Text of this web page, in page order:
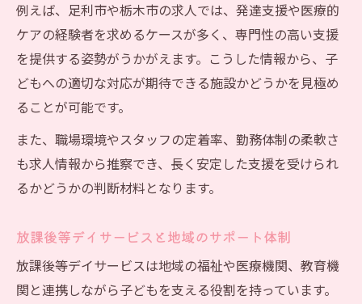
例えば、足利市や栃木市の求人では、発達支援や医療的
ケアの経験者を求めるケースが多く、専門性の高い支援
を提供する姿勢がうかがえます。こうした情報から、子
どもへの適切な対応が期待できる施設かどうかを見極め
ることが可能です。
また、職場環境やスタッフの定着率、勤務体制の柔軟さ
も求人情報から推察でき、長く安定した支援を受けられ
るかどうかの判断材料となります。
放課後等デイサービスと地域のサポート体制
放課後等デイサービスは地域の福祉や医療機関、教育機
関と連携しながら子どもを支える役割を持っています。